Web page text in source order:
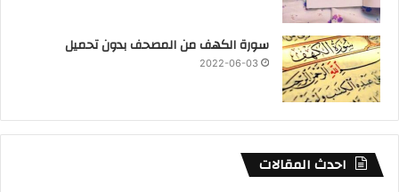
سورة الكهف من المصحف بدون تحميل
2022-06-03
احدث المقالات